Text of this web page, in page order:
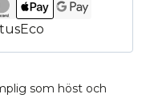
som höst och